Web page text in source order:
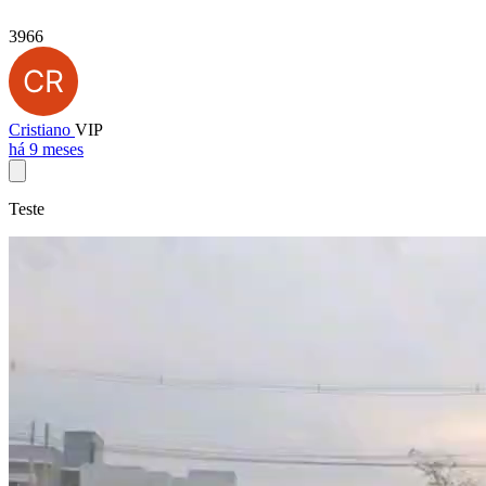
3966
Cristiano VIP
há 9 meses
Teste